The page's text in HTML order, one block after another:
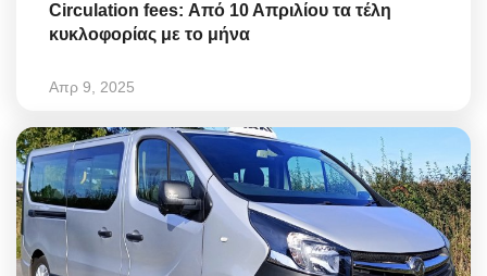
Circulation fees: Από 10 Απριλίου τα τέλη
κυκλοφορίας με το μήνα
Απρ 9, 2025